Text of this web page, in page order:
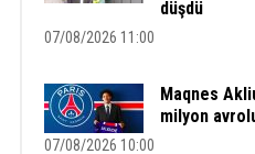
düşdü
07/08/2026 11:00
Maqnes
milyon
07/08/2026 10:00